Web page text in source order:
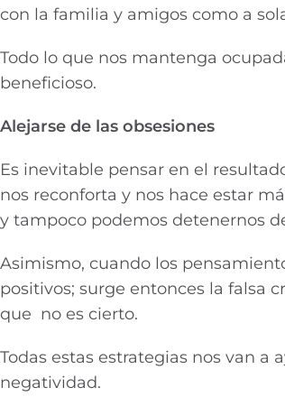
con la familia y amigos como a
Todo lo que nos mantenga
beneficioso.
Alejarse de las obsesiones
Es inevitable pensar en el
nos reconforta y nos hace estar
y tampoco podemos detenernos
Asimismo, cuando los
positivos; surge entonces la falsa
que no es cierto.
Todas estas estrategias nos van a
negatividad.